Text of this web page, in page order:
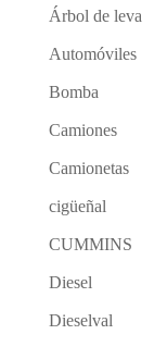
Árbol de leva
Automóviles
Bomba
Camiones
Camionetas
cigüeñal
CUMMINS
Diesel
Dieselval